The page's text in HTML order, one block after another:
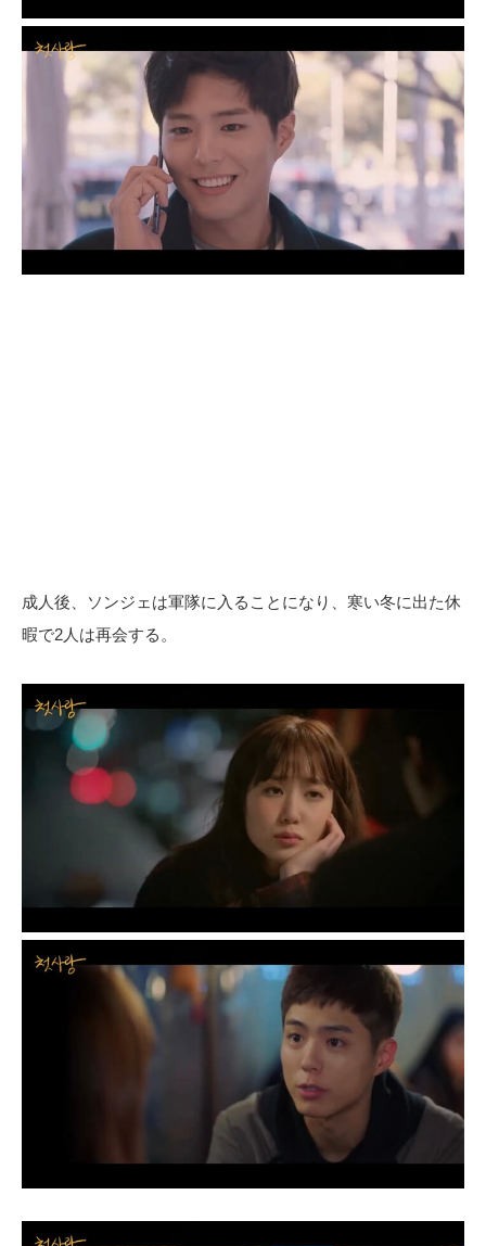
成人後、ソンジェは軍隊に入ることになり、寒い冬に出た休
暇で2人は再会する。